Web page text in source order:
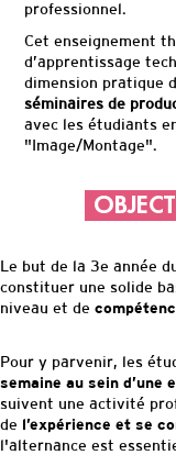
professionnel.
Cet enseignement
d’apprentissage
dimension pratique
séminaires de
avec les étudiants
"Image/Montage".
Le but de la 3e année
constituer une solide
niveau et de
Pour y parvenir, les
semaine au sein d’une
suivent une activité
de l’expérience et se
l'alternance est